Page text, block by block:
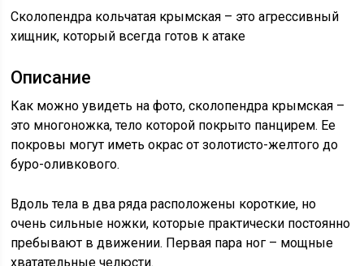
Сколопендра кольчатая крымская – это агрессивный
хищник, который всегда готов к атаке
Описание
Как можно увидеть на фото, сколопендра крымская –
это многоножка, тело которой покрыто панцирем. Ее
покровы могут иметь окрас от золотисто-желтого до
буро-оливкового.
Вдоль тела в два ряда расположены короткие, но
очень сильные ножки, которые практически постоянно
пребывают в движении. Первая пара ног – мощные
хватательные челюсти.